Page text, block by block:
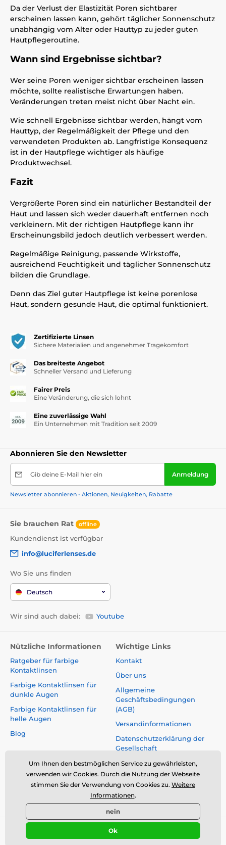
Da der Verlust der Elastizität Poren sichtbarer
erscheinen lassen kann, gehört täglicher Sonnenschutz
unabhängig vom Alter oder Hauttyp zu jeder guten
Hautpflegeroutine.
Wann sind Ergebnisse sichtbar?
Wer seine Poren weniger sichtbar erscheinen lassen
möchte, sollte realistische Erwartungen haben.
Veränderungen treten meist nicht über Nacht ein.
Wie schnell Ergebnisse sichtbar werden, hängt vom
Hauttyp, der Regelmäßigkeit der Pflege und den
verwendeten Produkten ab. Langfristige Konsequenz
ist in der Hautpflege wichtiger als häufige
Produktwechsel.
Fazit
Vergrößerte Poren sind ein natürlicher Bestandteil der
Haut und lassen sich weder dauerhaft entfernen noch
verkleinern. Mit der richtigen Hautpflege kann ihr
Erscheinungsbild jedoch deutlich verbessert werden.
Regelmäßige Reinigung, passende Wirkstoffe,
ausreichend Feuchtigkeit und täglicher Sonnenschutz
bilden die Grundlage.
Denn das Ziel guter Hautpflege ist keine porenlose
Haut, sondern gesunde Haut, die optimal funktioniert.
Zertifizierte Linsen
Sichere Materialien und angenehmer Tragekomfort
Das breiteste Angebot
Schneller Versand und Lieferung
Fairer Preis
Eine Veränderung, die sich lohnt
Eine zuverlässige Wahl
Ein Unternehmen mit Tradition seit 2009
Abonnieren Sie den Newsletter
Gib deine E-Mail hier ein Anmeldung
Newsletter abonnieren - Aktionen, Neuigkeiten, Rabatte
Sie brauchen Rat offline
Kundendienst ist verfügbar
info@luciferlenses.de
Wo Sie uns finden
Deutsch
Wir sind auch dabei: Youtube
Nützliche Informationen
Ratgeber für farbige
Kontaktlinsen
Farbige Kontaktlinsen für
dunkle Augen
Farbige Kontaktlinsen für
helle Augen
Blog
Wichtige Links
Kontakt
Über uns
Allgemeine
Geschäftsbedingungen
(AGB)
Versandinformationen
Datenschutzerklärung der
Gesellschaft
Reklamationen und Rücktritt
vom Vertrag
Sicherheit und Qualität ohne
Kompromisse
© 2026 www.luciferlenses.de ⦁ E-Shop erstellt von
Um Ihnen den bestmöglichen Service zu gewährleisten,
verwenden wir Cookies. Durch die Nutzung der Webseite
stimmen Sie der Verwendung von Cookies zu. Weitere
Informationen.
nein
Ok